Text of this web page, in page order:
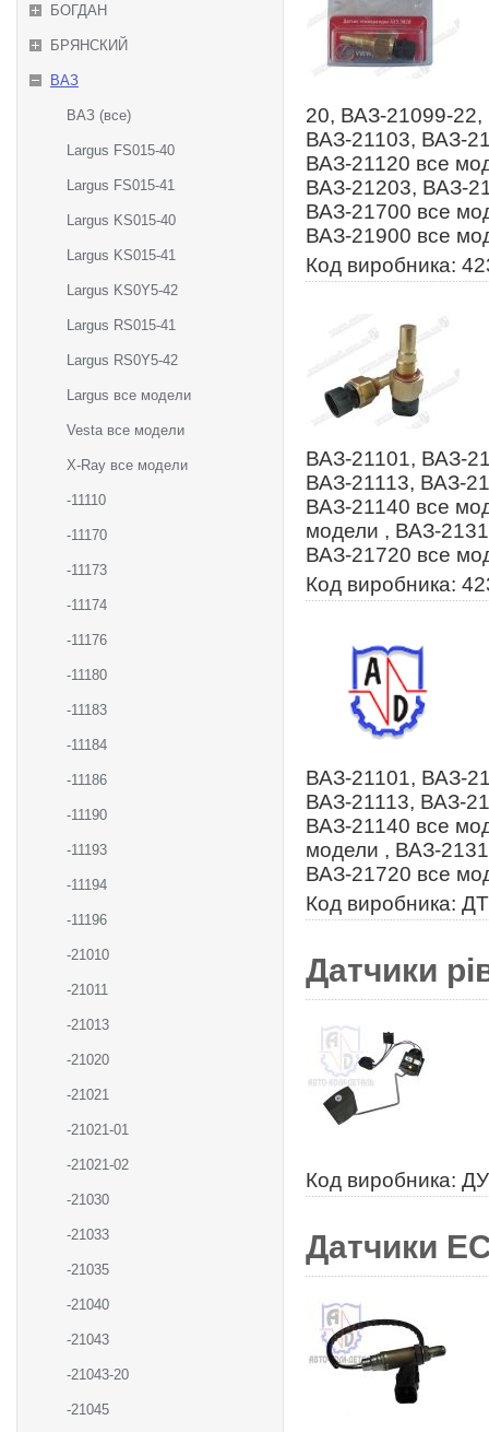
БОГДАН
БРЯНСКИЙ
ВАЗ
ВАЗ (все)
Largus FS015-40
Largus FS015-41
Largus KS015-40
Largus KS015-41
Largus KS0Y5-42
Largus RS015-41
Largus RS0Y5-42
Largus все модели
Vesta все модели
X-Ray все модели
-11110
-11170
-11173
-11174
-11176
-11180
-11183
-11184
-11186
-11190
-11193
-11194
-11196
-21010
-21011
-21013
-21020
-21021
-21021-01
-21021-02
-21030
-21033
-21035
-21040
-21043
-21043-20
-21045
20, ВАЗ-21099-
ВАЗ-21103, ВАЗ-
ВАЗ-21120 все
ВАЗ-21203, ВАЗ-
ВАЗ-21700 все
ВАЗ-21900 все
Код виробника:
ВАЗ-21101, ВАЗ-
ВАЗ-21113, ВАЗ-
ВАЗ-21140 все
модели , ВАЗ-
ВАЗ-21720 все
Код виробника:
ВАЗ-21101, ВАЗ-
ВАЗ-21113, ВАЗ-
ВАЗ-21140 все
модели , ВАЗ-
ВАЗ-21720 все
Код виробника:
Датчики
Код виробника:
Датчики